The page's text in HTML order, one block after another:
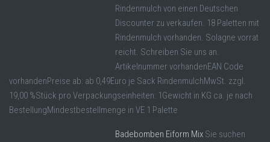
Rindenmulch von einen Deutschen
Discounter zu verkaufen. 18 Paletten mit
Rindenmulch vorhanden. Solagne vorrat
reicht. Schreiben Sie uns an.
Artikelnummer vorhandenEAN Code
vorhandenPreise ab: ab 0,49Euro je Sack RindenmulchMwSt. zzgl.
19,00 %Stück pro Verpackungseinheiten: 1Gewicht in KG ca. je nach
BestellungMindestbestellmenge in VE 1 Palette
Badebomben Eiform Mix Sie suchen